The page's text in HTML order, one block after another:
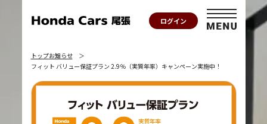
ログイン
トップお知らせ
フィット バリュー保証プラン 2.9％（実質年率）キャンペーン実施中！